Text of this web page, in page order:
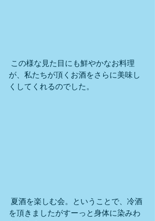
が、私たちが頂くお酒をさらに美味し
くしてくれるのでした。
を頂きましたがすーっと身体に染みわ